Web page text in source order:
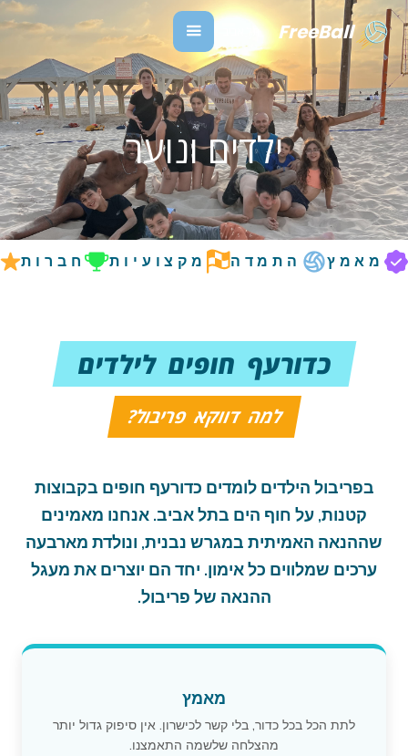
FreeBall תל אביב
ילדים ונוער
מאמץ התמדה מקצועיות חברות
כדורעף חופים לילדים
למה דווקא פריבול?
בפריבול הילדים לומדים כדורעף חופים בקבוצות
קטנות, על חוף הים בתל אביב. אנחנו מאמינים
שההנאה האמיתית במגרש נבנית, ונולדת מארבעה
ערכים שמלווים כל אימון. יחד הם יוצרים את מעגל
ההנאה של פריבול.
מאמץ
לתת הכל בכל כדור, בלי קשר לכישרון. אין סיפוק גדול יותר
מהצלחה שלשמה התאמצנו.